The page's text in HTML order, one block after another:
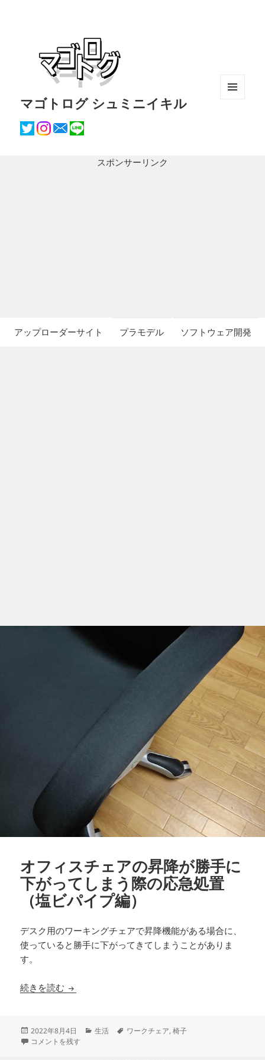
マゴトログ シュミニイキル
スポンサーリンク
アップローダーサイト プラモデル ソフトウェア開発
オフィスチェアの昇降が勝手に
下がってしまう際の応急処置
（塩ビパイプ編）
デスク用のワーキングチェアで昇降機能がある場合に、
使っていると勝手に下がってきてしまうことがありま
す。
続きを読む オフィスチェアの昇降が勝手に下がってしまう
投
稿
2022年8月4日
カ
生活
タ
ワークチェア,椅子
オフィスチェアの昇降が勝手に下がってしまう際の応急処置（塩ビパイ
コメントを残す